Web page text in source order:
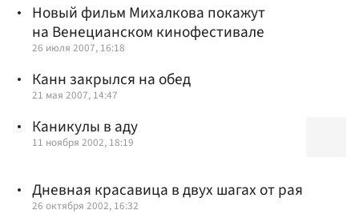
Новый фильм Михалкова покажут
на Венецианском кинофестивале
26 июля 2007, 16:18
Канн закрылся на обед
21 мая 2007, 14:47
Каникулы в аду
11 ноября 2002, 18:19
Дневная красавица в двух шагах от рая
26 октября 2002, 16:32